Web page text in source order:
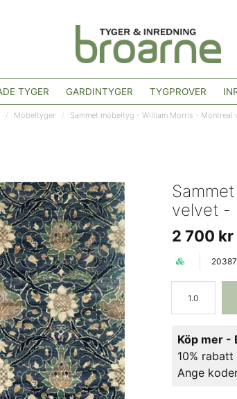
TYGER GARDINTYGER TYGPROVER
Möbeltyger Sammet möbeltyg - William Morris -
velvet -
2 700 kr
20387
Köp mer -
10%
Ange